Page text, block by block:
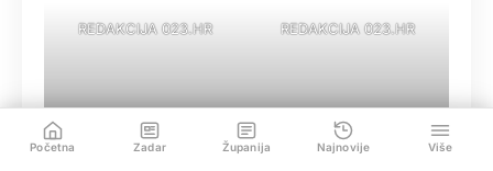
REDAKCIJA 023.HR REDAKCIJA 023.HR
Početna Zadar Županija Najnovije Više